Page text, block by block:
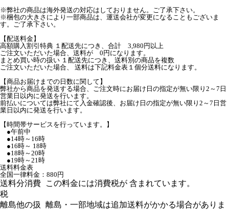
※弊社の商品は海外発送の対応はしておりません。ご了承下さい。
※梱包の大きさにより一部商品は、運送会社が変更になることもございま
す。ご了承下さい。
【配送料金】
高額購入割引特典 １配送先につき、合計 3,980円以上
ご注文いただいた場合、送料が 0円になります。
まとめ買い時の扱い １配送先につき、送料別の商品を複数
ご注文いただいた場合、 送料は下記料金表１個分送料になります。
【商品お届けまでの日数に関して】
弊社から商品を発送する場合、ご注文時にお届け日の指定が無い限り2～7日
営業日以内に発送を行います。
前払いについては弊社にて入金確認後、お届け日の指定が無い限り2～7日営
業日以内に発送を行います。
【時間帯サービスを行っています。】
●午前中
●14時～16時
●16時～ 18時
●18時～20時
●19時～21時
送料料金表
全国一律料金：880円
送料分消費
税
この料金には消費税が 含まれています。
離島他の扱
離島・一部地域は追加送料がかかる場合がありま